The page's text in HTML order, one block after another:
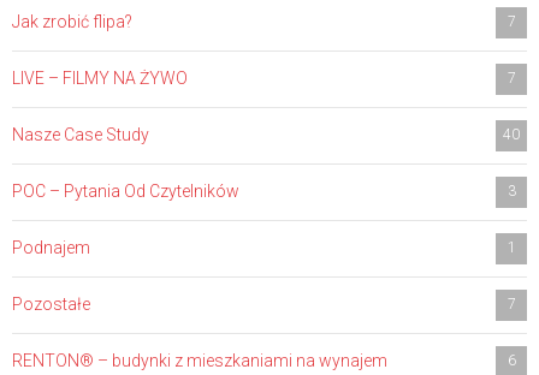
Jak zrobić flipa? 7
LIVE – FILMY NA ŻYWO 7
Nasze Case Study 40
POC – Pytania Od Czytelników 3
Podnajem 1
Pozostałe 7
RENTON® – budynki z mieszkaniami na wynajem 6